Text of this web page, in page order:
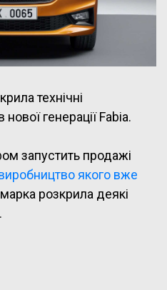
технічні
генерації Fabia.
запустить продажі
якого вже
розкрила деякі